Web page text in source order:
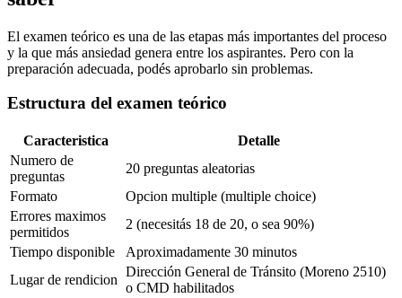
El examen teórico es una de las etapas más importantes del proceso
y la que más ansiedad genera entre los aspirantes. Pero con la
preparación adecuada, podés aprobarlo sin problemas.
Estructura del examen teórico
Caracteristica
Detalle
Numero de
preguntas
20 preguntas aleatorias
Formato
Opcion multiple (multiple choice)
Errores maximos
permitidos
2 (necesitás 18 de 20, o sea 90%)
Tiempo disponible
Aproximadamente 30 minutos
Lugar de rendicion
Dirección General de Tránsito (Moreno 2510)
o CMD habilitados